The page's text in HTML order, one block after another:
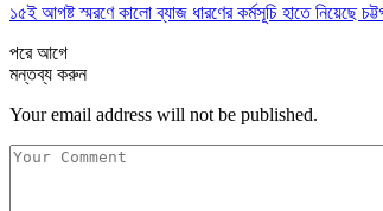
১৫ই আগষ্ট স্মরণে কালো ব্যাজ ধারণের কর্মসূচি হাতে নিয়েছে
পরেআগে
মন্তব্য করুন
Your email address will not be published.